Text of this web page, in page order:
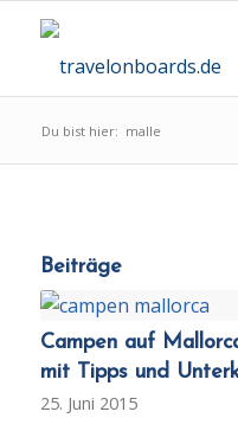
Du bist hier: malle
Beiträge
Campen auf
mit Tipps und
25. Juni 2015